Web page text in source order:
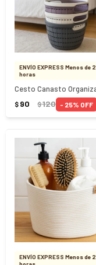
ENVÍO EXPRESS Menos de 2
horas
$ 90 $120 25
ENVÍO EXPRESS Menos de 2
horas